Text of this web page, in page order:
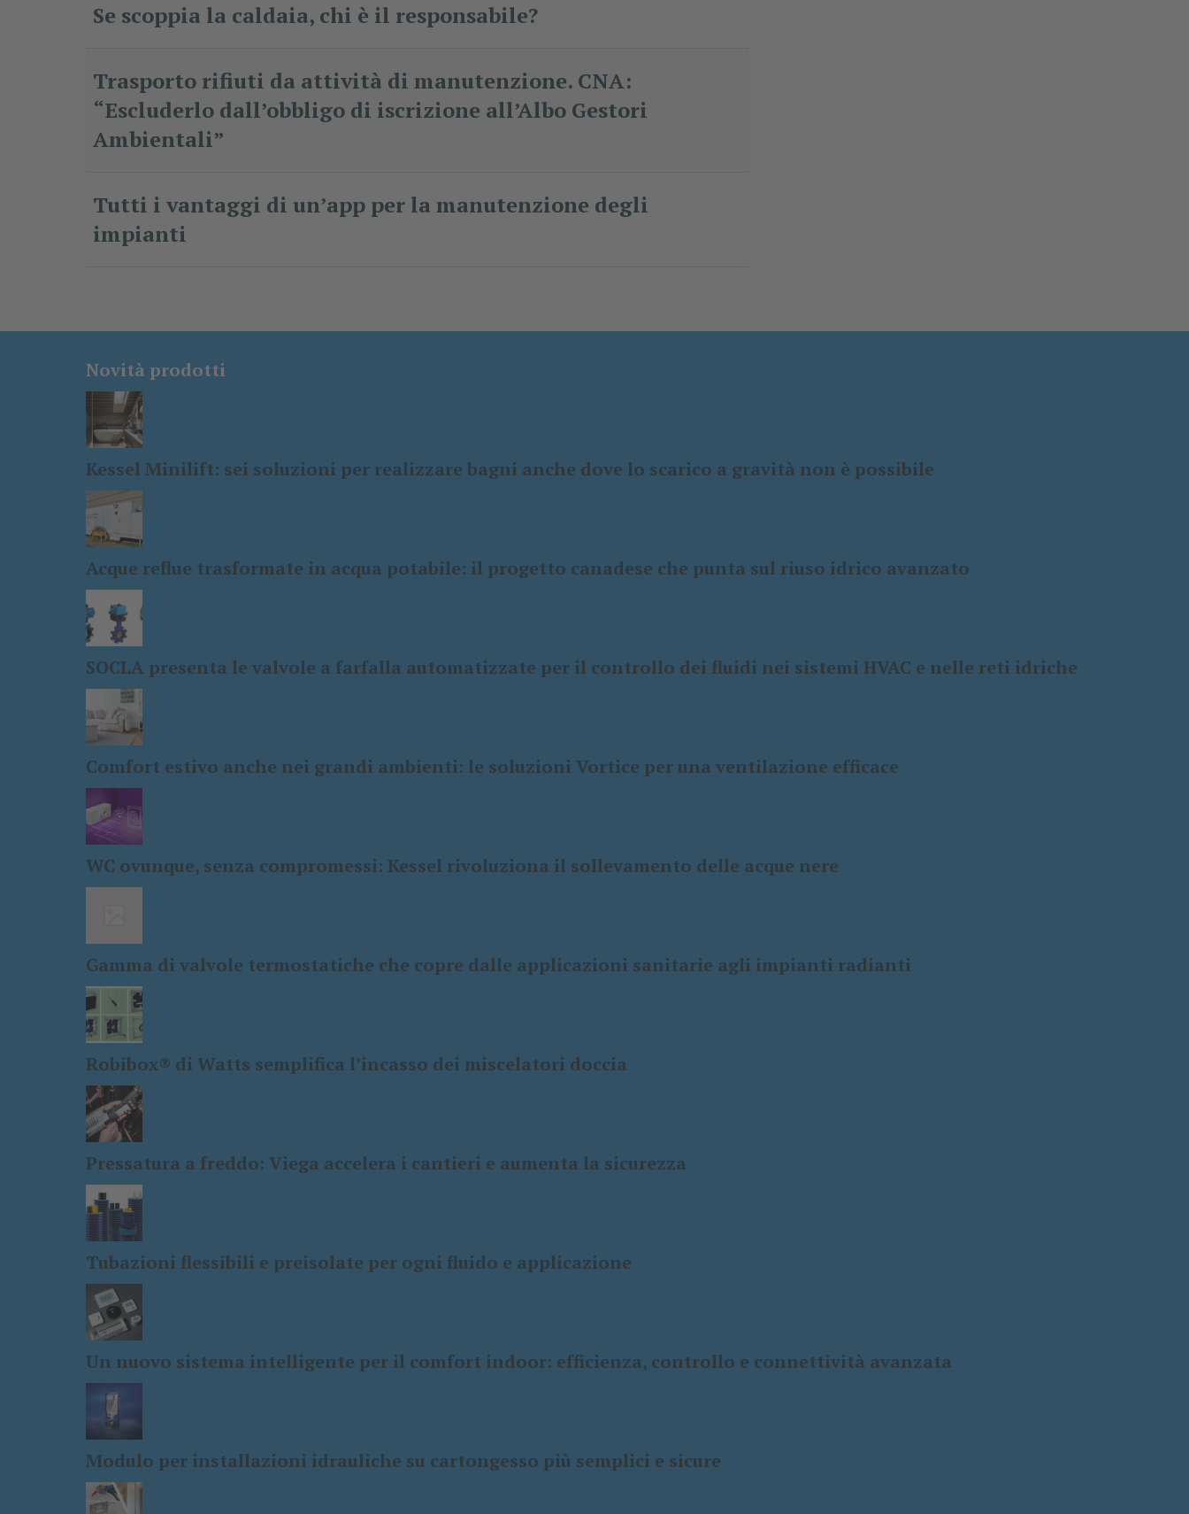
Se scoppia la caldaia, chi è il responsabile?
Trasporto rifiuti da attività di manutenzione. CNA:
“Escluderlo dall’obbligo di iscrizione all’Albo Gestori
Ambientali”
Tutti i vantaggi di un’app per la manutenzione degli
impianti
Novità prodotti
Kessel Minilift: sei soluzioni per realizzare bagni anche dove lo scarico a gravità non è possibile
Acque reflue trasformate in acqua potabile: il progetto canadese che punta sul riuso idrico avanzato
SOCLA presenta le valvole a farfalla automatizzate per il controllo dei fluidi nei sistemi HVAC e nelle reti idriche
Comfort estivo anche nei grandi ambienti: le soluzioni Vortice per una ventilazione efficace
WC ovunque, senza compromessi: Kessel rivoluziona il sollevamento delle acque nere
Gamma di valvole termostatiche che copre dalle applicazioni sanitarie agli impianti radianti
Robibox® di Watts semplifica l’incasso dei miscelatori doccia
Pressatura a freddo: Viega accelera i cantieri e aumenta la sicurezza
Tubazioni flessibili e preisolate per ogni fluido e applicazione
Un nuovo sistema intelligente per il comfort indoor: efficienza, controllo e connettività avanzata
Modulo per installazioni idrauliche su cartongesso più semplici e sicure